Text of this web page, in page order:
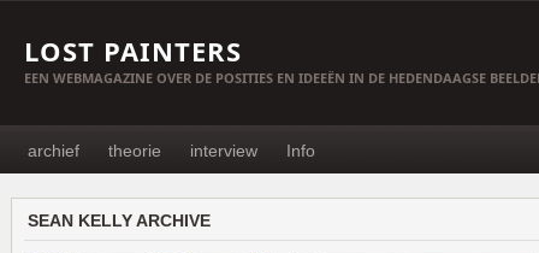
LOST PAINTERS
EEN WEBMAGAZINE OVER DE POSITIES EN IDEEËN IN DE HEDENDAAGSE
archief theorie interview Info
SEAN KELLY ARCHIVE